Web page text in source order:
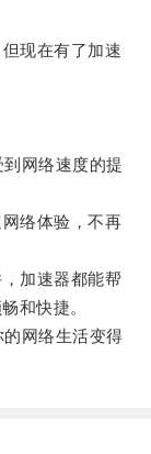
现在有了加速
网络速度的提
络体验，不再
加速器都能帮
和快捷。
网络生活变得